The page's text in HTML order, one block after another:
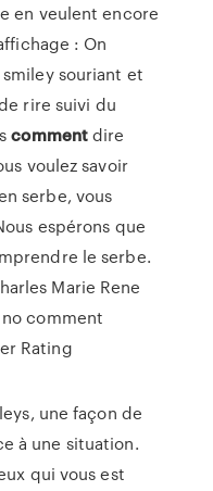
en veulent encore
: On
souriant et
rire suivi du
commentdire
voulez savoir
serbe, vous
espérons que
le serbe.
Marie Rene
comment
Rating
une façon de
à une situation.
qui vous est